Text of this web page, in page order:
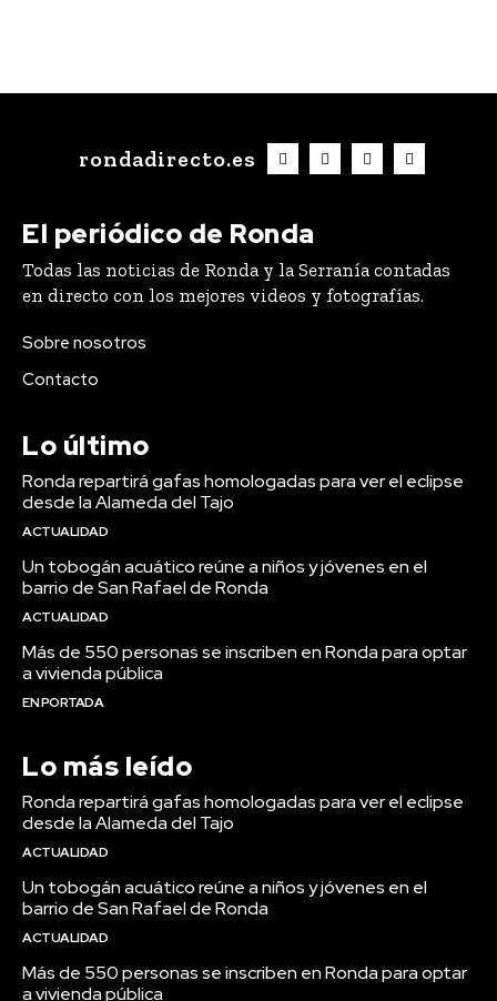
rondadirecto.es
El periódico de Ronda
Todas las noticias de Ronda y la Serranía contadas
en directo con los mejores videos y fotografías.
Sobre nosotros
Contacto
Lo último
Ronda repartirá gafas homologadas para ver el eclipse
desde la Alameda del Tajo
ACTUALIDAD
Un tobogán acuático reúne a niños y jóvenes en el
barrio de San Rafael de Ronda
ACTUALIDAD
Más de 550 personas se inscriben en Ronda para optar
a vivienda pública
EN PORTADA
Lo más leído
Ronda repartirá gafas homologadas para ver el eclipse
desde la Alameda del Tajo
ACTUALIDAD
Un tobogán acuático reúne a niños y jóvenes en el
barrio de San Rafael de Ronda
ACTUALIDAD
Más de 550 personas se inscriben en Ronda para optar
a vivienda pública